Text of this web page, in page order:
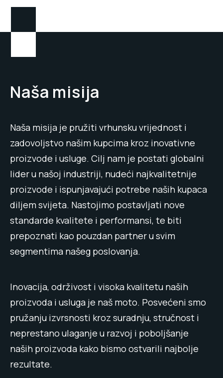
Naša misija
Naša misija je pružiti vrhunsku vrijednost i
zadovoljstvo našim kupcima kroz inovativne
proizvode i usluge. Cilj nam je postati globalni
lider u našoj industriji, nudeći najkvalitetnije
proizvode i ispunjavajući potrebe naših kupaca
diljem svijeta. Nastojimo postavljati nove
standarde kvalitete i performansi, te biti
prepoznati kao pouzdan partner u svim
segmentima našeg poslovanja.
Inovacija, održivost i visoka kvalitetu naših
proizvoda i usluga je naš moto. Posvećeni smo
pružanju izvrsnosti kroz suradnju, stručnost i
neprestano ulaganje u razvoj i poboljšanje
naših proizvoda kako bismo ostvarili najbolje
rezultate.